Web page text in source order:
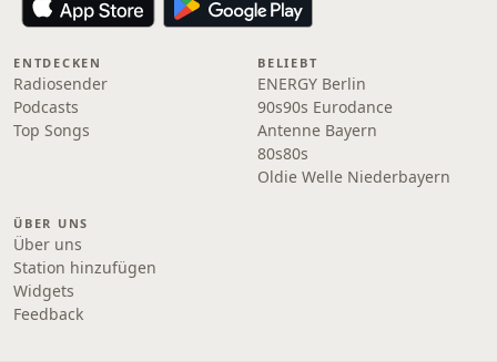
ENTDECKEN
Radiosender
Podcasts
Top Songs
BELIEBT
ENERGY Berlin
90s90s Eurodance
Antenne Bayern
80s80s
Oldie Welle Niederbayern
ÜBER UNS
Über uns
Station hinzufügen
Widgets
Feedback